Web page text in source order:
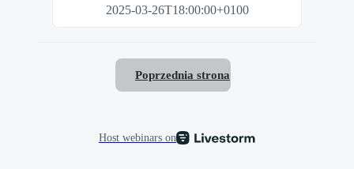
2025-03-26T18:00:00+0100
Poprzednia strona
Host webinars on